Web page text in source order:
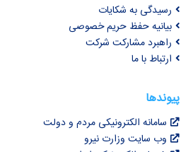
رسیدگی به شکایات
بیانیه حفظ حریم خصوصی
راهبرد مشارکت شرکت
ارتباط با ما
پیوندها
سامانه الکترونیکی مردم و دولت
وب سایت وزارت نیرو